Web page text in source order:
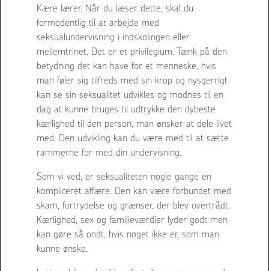
Kære lærer. Når du læser dette, skal du
formodentlig til at arbejde med
seksualundervisning i indskolingen eller
mellemtrinet. Det er et privilegium. Tænk på den
betydning det kan have for et menneske, hvis
man føler sig tilfreds med sin krop og nysgerrigt
kan se sin seksualitet udvikles og modnes til en
dag at kunne bruges til udtrykke den dybeste
kærlighed til den person, man ønsker at dele livet
med. Den udvikling kan du være med til at sætte
rammerne for med din undervisning.
Som vi ved, er seksualiteten nogle gange en
kompliceret affære. Den kan være forbundet med
skam, fortrydelse og grænser, der blev overtrådt.
Kærlighed, sex og familieværdier lyder godt men
kan gøre så ondt, hvis noget ikke er, som man
kunne ønske.